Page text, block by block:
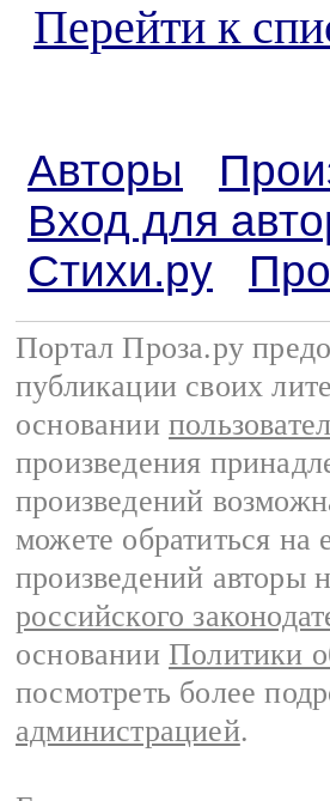
Перейти к
Авторы
Вход для
Стихи.ру
Портал Проза.ру
публикации своих
основании
произведения
произведений
можете обратиться на
произведений авторы
российского
основании Политики
посмотреть более
администрацией.